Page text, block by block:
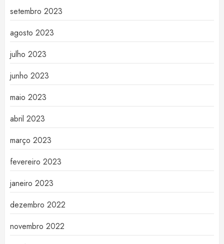
setembro 2023
agosto 2023
julho 2023
junho 2023
maio 2023
abril 2023
março 2023
fevereiro 2023
janeiro 2023
dezembro 2022
novembro 2022